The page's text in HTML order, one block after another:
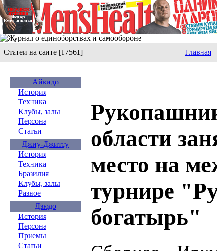
Статей на сайте [17561] Главная
Айкидо
История
Техника
Клубы, залы
Персона
Статьи
Джиу-Джитсу
История
Техника
Бразилия
Клубы, залы
Разное
Дзюдо
История
Персона
Приемы
Статьи
области
место на
турнире
богатырь"